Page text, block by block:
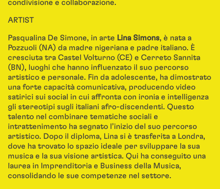
condivisione e collaborazione.
ARTIST
Pasqualina De Simone, in arte Lina Simons, è nata a
Pozzuoli (NA) da madre nigeriana e padre italiano. È
cresciuta tra Castel Volturno (CE) e Cerreto Sannita
(BN), luoghi che hanno influenzato il suo percorso
artistico e personale. Fin da adolescente, ha dimostrato
una forte capacità comunicativa, producendo video
satirici sui social in cui affronta con ironia e intelligenza
gli stereotipi sugli italiani afro-discendenti. Questo
talento nel combinare tematiche sociali e
intrattenimento ha segnato l’inizio del suo percorso
artistico. Dopo il diploma, Lina si è trasferita a Londra,
dove ha trovato lo spazio ideale per sviluppare la sua
musica e la sua visione artistica. Qui ha conseguito una
laurea in Imprenditoria e Business della Musica,
consolidando le sue competenze nel settore.